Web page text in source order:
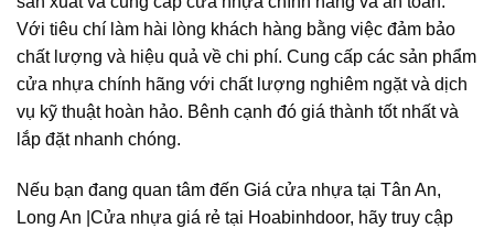
Với tiêu chí làm hài lòng khách hàng bằng việc đảm bảo
chất lượng và hiệu quả về chi phí. Cung cấp các sản phẩm
cửa nhựa chính hãng với chất lượng nghiêm ngặt và dịch
vụ kỹ thuật hoàn hảo. Bênh cạnh đó giá thành tốt nhất và
lắp đặt nhanh chóng.
Nếu bạn đang quan tâm đến Giá cửa nhựa tại Tân An,
Long An |Cửa nhựa giá rẻ tại Hoabinhdoor, hãy truy cập